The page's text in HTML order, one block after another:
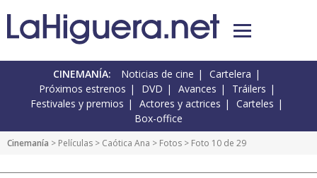
CINEMANÍA: Noticias de cine
Cartelera
Próximos estrenos
DVD Avances
Tráilers
Festivales y premios
Actores y actrices
Carteles
Box-office
Cinemanía > Películas > Caótica Ana > Fotos > Foto 10 de 29